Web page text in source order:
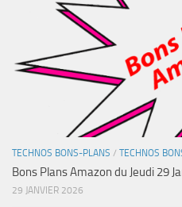
TECHNOS BONS-PLANS / TECHNOS
Bons Plans Amazon du Jeudi 29
29 JANVIER 2026